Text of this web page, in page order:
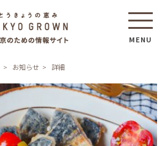
MENU
お知らせ 詳細